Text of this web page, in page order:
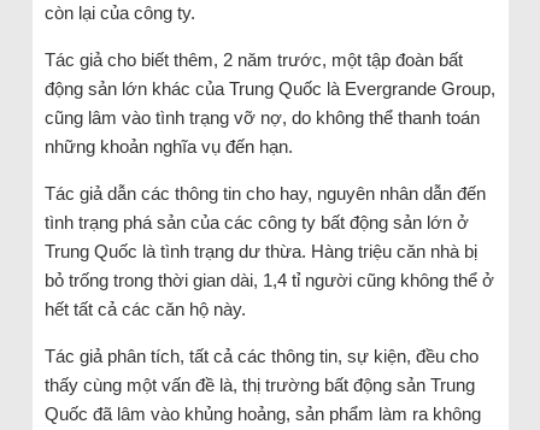
còn lại của công ty.
Tác giả cho biết thêm, 2 năm trước, một tập đoàn bất
động sản lớn khác của Trung Quốc là Evergrande Group,
cũng lâm vào tình trạng vỡ nợ, do không thể thanh toán
những khoản nghĩa vụ đến hạn.
Tác giả dẫn các thông tin cho hay, nguyên nhân dẫn đến
tình trạng phá sản của các công ty bất động sản lớn ở
Trung Quốc là tình trạng dư thừa. Hàng triệu căn nhà bị
bỏ trống trong thời gian dài, 1,4 tỉ người cũng không thể ở
hết tất cả các căn hộ này.
Tác giả phân tích, tất cả các thông tin, sự kiện, đều cho
thấy cùng một vấn đề là, thị trường bất động sản Trung
Quốc đã lâm vào khủng hoảng, sản phẩm làm ra không